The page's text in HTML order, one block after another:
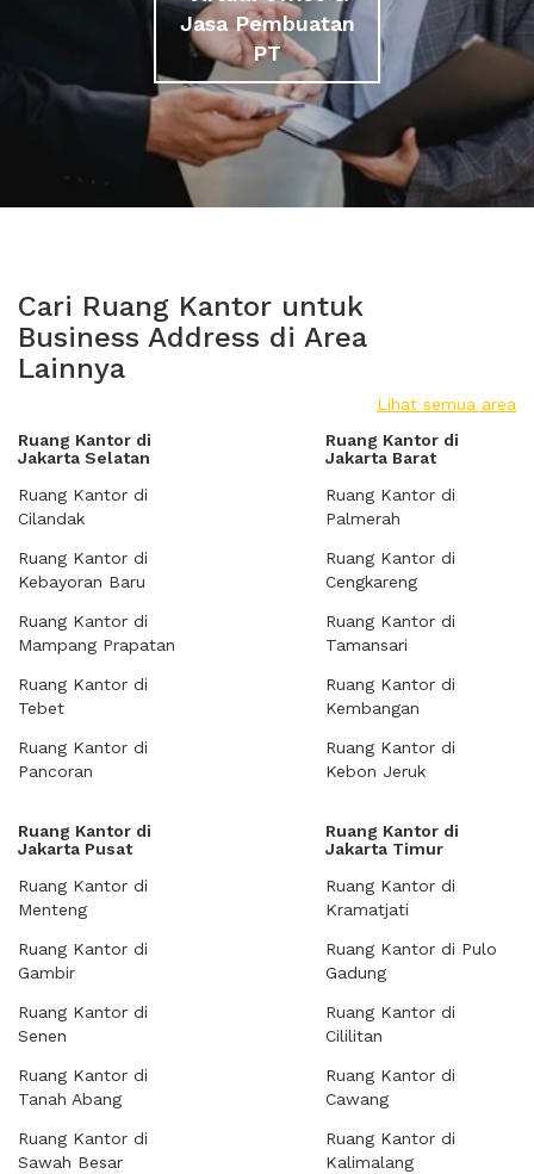
Jasa Pembuatan
PT
Cari Ruang Kantor untuk
Business Address di Area
Lainnya
Lihat semua area
Ruang Kantor di
Jakarta Selatan
Ruang Kantor di
Cilandak
Ruang Kantor di
Kebayoran Baru
Ruang Kantor di
Mampang Prapatan
Ruang Kantor di
Tebet
Ruang Kantor di
Pancoran
Ruang Kantor di
Jakarta Barat
Ruang Kantor di
Palmerah
Ruang Kantor di
Cengkareng
Ruang Kantor di
Tamansari
Ruang Kantor di
Kembangan
Ruang Kantor di
Kebon Jeruk
Ruang Kantor di
Jakarta Pusat
Ruang Kantor di
Menteng
Ruang Kantor di
Gambir
Ruang Kantor di
Senen
Ruang Kantor di
Tanah Abang
Ruang Kantor di
Sawah Besar
Ruang Kantor di
Jakarta Timur
Ruang Kantor di
Kramatjati
Ruang Kantor di Pulo
Gadung
Ruang Kantor di
Cililitan
Ruang Kantor di
Cawang
Ruang Kantor di
Kalimalang